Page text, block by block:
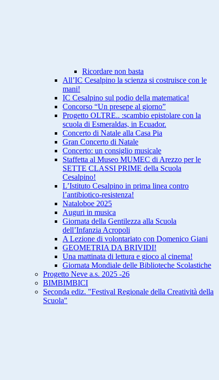
Ricordare non basta
All’IC Cesalpino la scienza si costruisce con le
mani!
IC Cesalpino sul podio della matematica!
Concorso “Un presepe al giorno”
Progetto OLTRE.. :scambio epistolare con la
scuola di Esmeraldas, in Ecuador.
Concerto di Natale alla Casa Pia
Gran Concerto di Natale
Concerto: un consiglio musicale
Staffetta al Museo MUMEC di Arezzo per le
SETTE CLASSI PRIME della Scuola
Cesalpino!
L’Istituto Cesalpino in prima linea contro
l’antibiotico-resistenza!
Nataloboe 2025
Auguri in musica
Giornata della Gentilezza alla Scuola
dell’Infanzia Acropoli
A Lezione di volontariato con Domenico Giani
GEOMETRIA DA BRIVIDI!
Una mattinata di lettura e gioco al cinema!
Giornata Mondiale delle Biblioteche Scolastiche
Progetto Neve a.s. 2025 -26
BIMBIMBICI
Seconda ediz. "Festival Regionale della Creatività della
Scuola"